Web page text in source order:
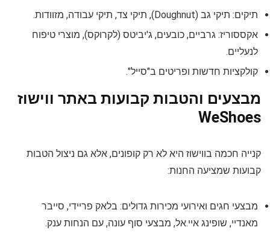
תיקים: תיקי גב (Doughnut), תיקי צד, תיקי עבודה, מזוודות.
אקססוריז: גרביים, כובעים, ג'יביטס (לקרוקס), מוצרי טיפוח
לנעליים.
קולקציות חדשות ופריטים ב"סייל".
מבצעים והטבות קבועות באתר ווישוז
WeShoes
קנייה חכמה בווישוז היא לא רק קופונים, אלא גם ניצול הטבות
קבועות שמציעה החנות:
מבצעי חגים ואירועי מכירות גדולים: בלאק פריידי, סייבר
מאנדיי, שופינג איי.אל, מבצעי סוף עונה, עם הנחות ענק.